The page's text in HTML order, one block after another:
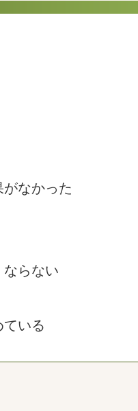
なかった
らない
いる